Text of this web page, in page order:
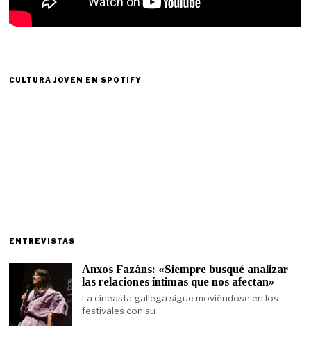
CULTURA JOVEN EN SPOTIFY
ENTREVISTAS
Anxos Fazáns: «Siempre busqué analizar
las relaciones íntimas que nos afectan»
La cineasta gallega sigue moviéndose en los
festivales con su